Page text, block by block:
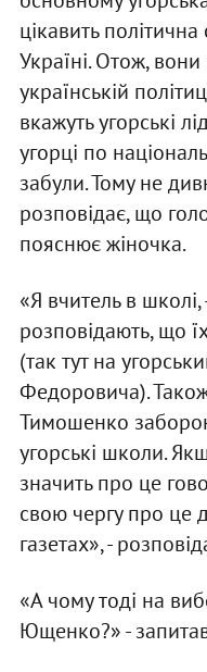
цікавить
Україні. Отож,
українській
вкажуть угорські
угорці по
забули. Тому не
розповідає, що
пояснює жіночка.
«Я вчитель в школі,
розповідають, що
(так тут на
Федоровича).
Тимошенко
угорські школи.
значить про це
свою чергу про це
газетах», -
«А чому тоді на
Ющенко?» -